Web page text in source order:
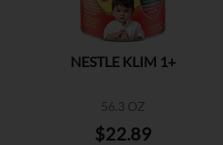
NESTLE KLIM 1+
56.3 OZ
$22.89